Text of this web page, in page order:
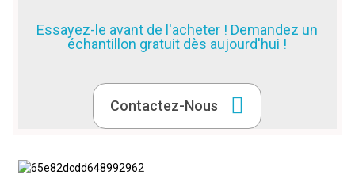
Essayez-le avant de l'acheter ! Demandez un
échantillon gratuit dès aujourd'hui !
Contactez-Nous